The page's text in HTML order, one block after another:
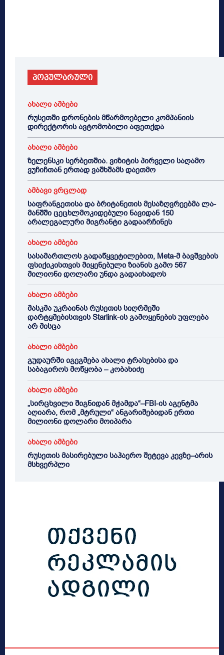
პოპულარული
ახალი ამბები
რუსეთში დრონების მწარმოებელი კომპანიის
დირექტორის ავტომობილი აფეთქდა
ახალი ამბები
ზელენსკი სერბეთშია. ვიზიტის პირველი საღამო
ვუჩიჩთან ერთად ვაშხშამს დაეთმო
ამბავი ვრცლად
საფრანგეთისა და ბრიტანეთის მესაზღვრეებმა ლა-
მანშში ცეცხლმოკიდებული ნავიდან 150
არალეგალური მიგრანტი გადაარჩინეს
ახალი ამბები
სასამართლოს გადაწყვეტილებით, Meta-მ ბავშვების
ფსიქიკისთვის მიყენებული ზიანის გამო 567
მილიონი დოლარი უნდა გადაიხადოს
ახალი ამბები
მასკმა უკრაინას რუსეთის სიღრმეში
დარტყმებისთვის Starlink-ის გამოყენების უფლება
არ მისცა
ახალი ამბები
გუდაურში იგეგმება ახალი ტრასებისა და
საბაგიროს მოწყობა – კობახიძე
ახალი ამბები
„სირცხვილი შიგნიდან მჭამდა“–FBI-ის აგენტმა
აღიარა, რომ „მტრული“ ანგარიშებიდან ერთი
მილიონი დოლარი მოიპარა
ახალი ამბები
რუსეთის მასირებული საჰაერო შეტევა კევზე–არის
მსხვერპლი